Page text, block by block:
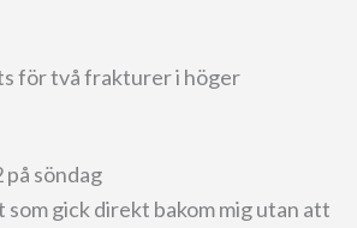
för två frakturer i höger
söndag
gick direkt bakom mig utan att